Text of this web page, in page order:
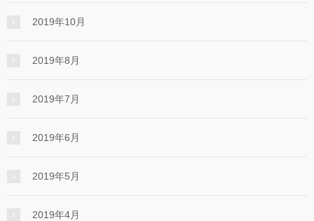
2019年10月
2019年8月
2019年7月
2019年6月
2019年5月
2019年4月